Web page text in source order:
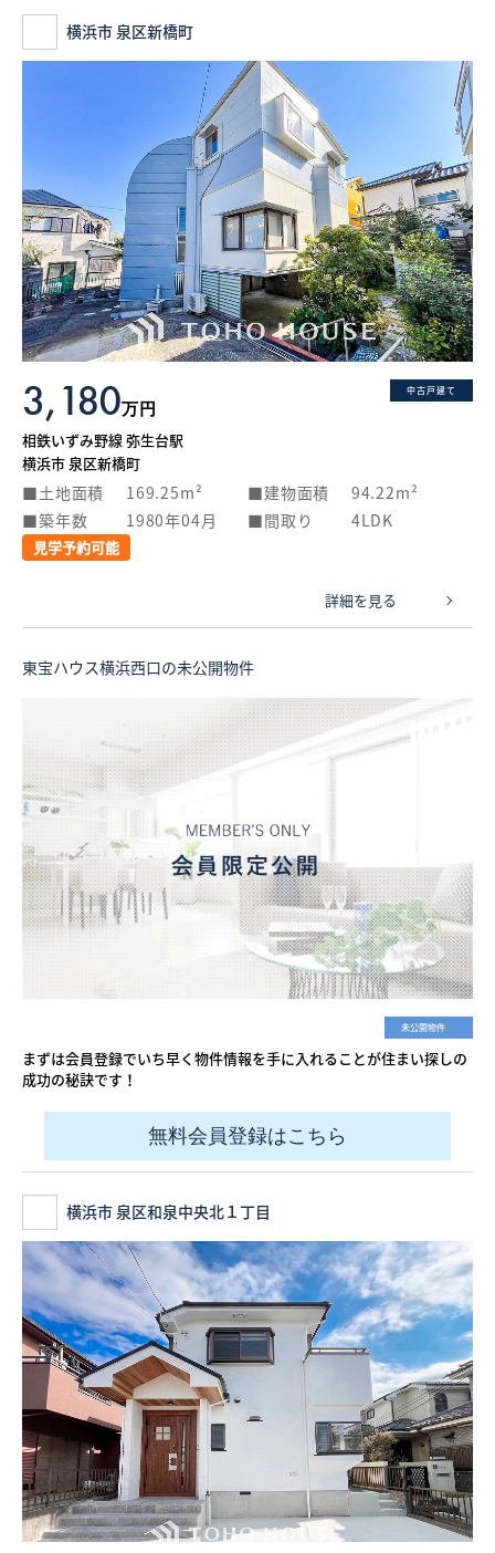
横浜市 泉区新橋町
中古戸建て
3,180万円
相鉄いずみ野線 弥生台駅
横浜市 泉区新橋町
土地面積 169.25m² 建物面積
94.22m²
築年数
1980年04月 間取り 4LDK
見学予約可能
詳細を見る
東宝ハウス横浜西口の未公開物件
未公開物件
まずは会員登録でいち早く物件情報を手に入れることが住まい探しの
成功の秘訣です！
無料会員登録はこちら
横浜市 泉区和泉中央北１丁目